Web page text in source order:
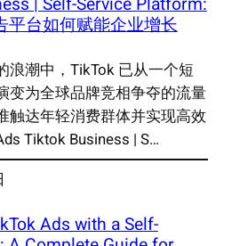
平台如何赋能企业增长
浪潮中，TikTok 已从一个短
变为全球品牌竞相争夺的流量
触达年轻消费群体并实现高效
Tiktok Business | S…
Ads with a Self-